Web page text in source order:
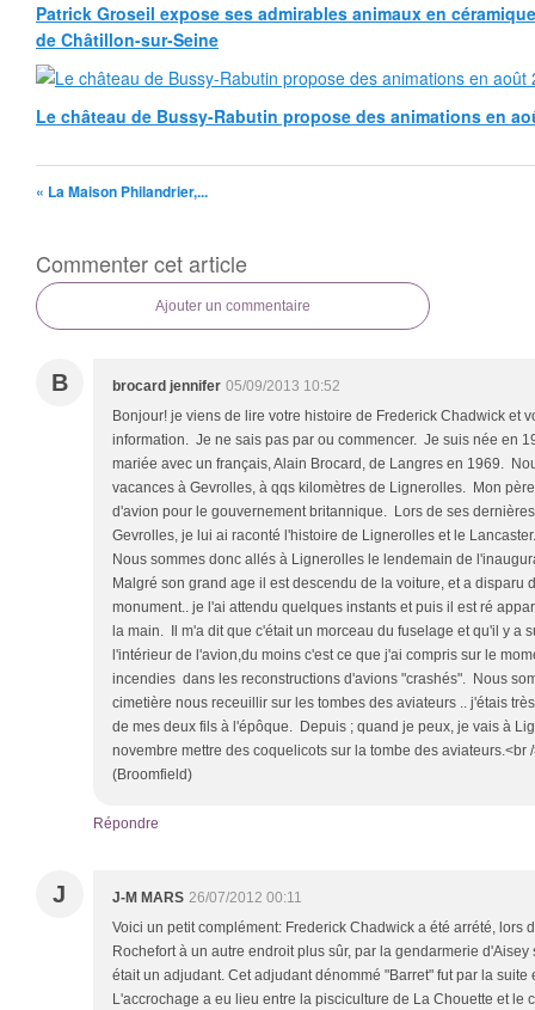
Patrick Groseil expose ses admirables animaux en
de Châtillon-sur-Seine
Le château de Bussy-Rabutin propose des animations en
« La Maison Philandrier,...
Commenter cet article
Ajouter un commentaire
B brocard jennifer 05/09/2013 10:52
Bonjour! je viens de lire votre histoire de Frederick Chadwick et
information. Je ne sais pas par ou commencer. Je suis née en
mariée avec un français, Alain Brocard, de Langres en 1969.
vacances à Gevrolles, à qqs kilomètres de Lignerolles. Mon
d'avion pour le gouvernement britannique. Lors de ses
Gevrolles, je lui ai raconté l'histoire de Lignerolles et le
Nous sommes donc allés à Lignerolles le lendemain de
Malgré son grand age il est descendu de la voiture, et a disparu
monument.. je l'ai attendu quelques instants et puis il est ré
la main. Il m'a dit que c'était un morceau du fuselage et qu'il y a
l'intérieur de l'avion,du moins c'est ce que j'ai compris sur le
incendies dans les reconstructions d'avions "crashés". Nous
cimetière nous receuillir sur les tombes des aviateurs .. j'étais
de mes deux fils à l'épôque. Depuis ; quand je peux, je vais à
novembre mettre des coquelicots sur la tombe des aviateurs.<br
(Broomfield)
Répondre
J J-M MARS 26/07/2012 00:11
Voici un petit complément: Frederick Chadwick a été arrété, lors
Rochefort à un autre endroit plus sûr, par la gendarmerie
était un adjudant. Cet adjudant dénommé "Barret" fut par la suite
L'accrochage a eu lieu entre la pisciculture de La Chouette et le